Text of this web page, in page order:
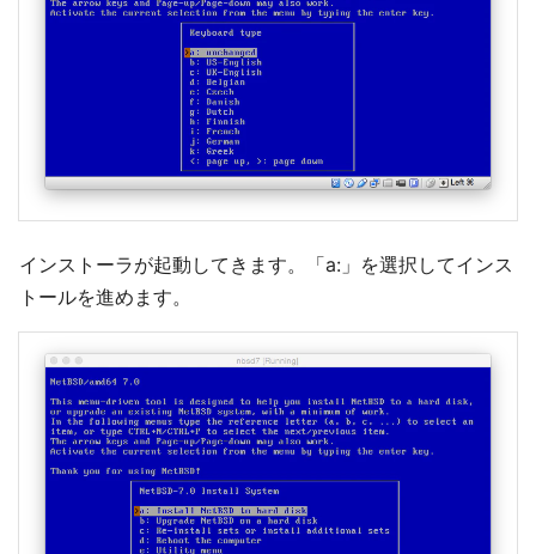
インストーラが起動してきます。「a:」を選択してインス
トールを進めます。